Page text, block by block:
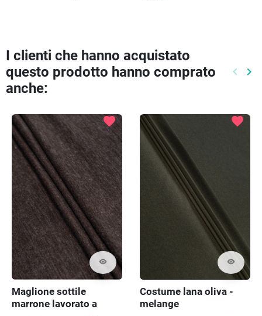
I clienti che hanno acquistato
questo prodotto hanno comprato
anche:
keyboard_arrow_left keyboard_arrow_right
visibility
favorite
Maglione sottile
marrone lavorato a
visibility
favorite
Costume lana oliva -
melange